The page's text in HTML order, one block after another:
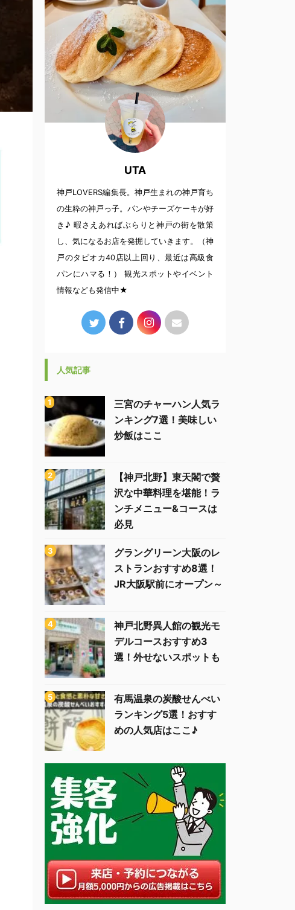
UTA
神戸LOVERS編集長。神戸生まれの神戸育ち
の生粋の神戸っ子。パンやチーズケーキが好
き♪ 暇さえあればぶらりと神戸の街を散策
し、気になるお店を発掘していきます。（神
戸のタピオカ40店以上回り、最近は高級食
パンにハマる！） 観光スポットやイベント
情報なども発信中★
人気記事
三宮のチャーハン人気ラ
ンキング7選！美味しい
炒飯はここ
【神戸北野】東天閣で贅
沢な中華料理を堪能！ラ
ンチメニュー&コースは
必見
グラングリーン大阪のレ
ストランおすすめ8選！
JR大阪駅前にオープン～
神戸北野異人館の観光モ
デルコースおすすめ3
選！外せないスポットも
有馬温泉の炭酸せんべい
ランキング5選！おすす
めの人気店はここ♪